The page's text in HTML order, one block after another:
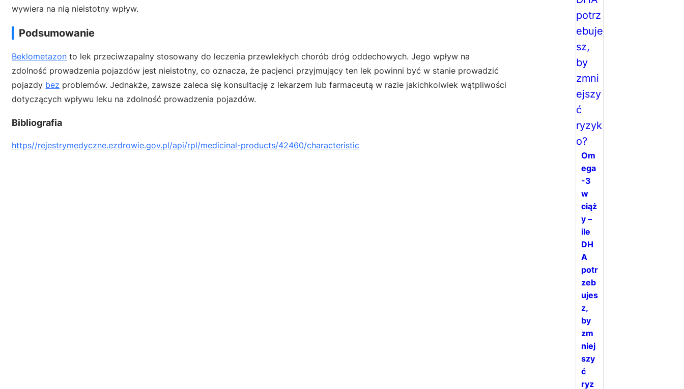
wywiera na nią nieistotny wpływ.
Podsumowanie
Beklometazon to lek przeciwzapalny stosowany do leczenia przewlekłych chorób dróg oddechowych. Jego wpływ na
zdolność prowadzenia pojazdów jest nieistotny, co oznacza, że pacjenci przyjmujący ten lek powinni być w stanie prowadzić
pojazdy bez problemów. Jednakże, zawsze zaleca się konsultację z lekarzem lub farmaceutą w razie jakichkolwiek wątpliwości
dotyczących wpływu leku na zdolność prowadzenia pojazdów.
Bibliografia
https//rejestrymedyczne.ezdrowie.gov.pl/api/rpl/medicinal-products/42460/characteristic
Om
ega
-3
w
ciąż
y –
ile
DH
A
potr
zeb
ujes
z,
by
zm
niej
szy
ć
ryz